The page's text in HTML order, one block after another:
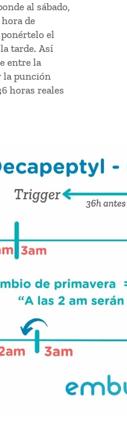
al sábado,
de
el
tarde. Así
entre la
la punción
horas reales